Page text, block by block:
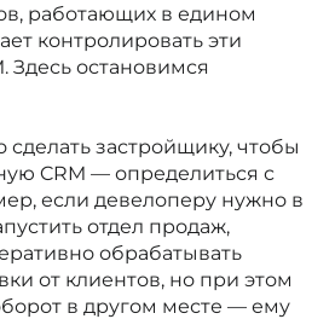
работающих в едином
контролировать эти
Здесь остановимся
застройщику, чтобы
CRM — определиться с
если девелоперу нужно в
отдел продаж,
обрабатывать
от клиентов, но при этом
в другом месте — ему